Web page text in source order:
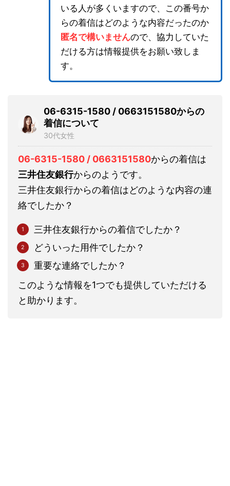
いる人が多くいますので、この番号か
らの着信はどのような内容だったのか
匿名で構いませんので、協力していた
だける方は情報提供をお願い致しま
す。
06-6315-1580 / 0663151580からの
着信について
30代女性
06-6315-1580 / 0663151580からの着信は
三井住友銀行からのようです。
三井住友銀行からの着信はどのような内容の連
絡でしたか？
三井住友銀行からの着信でしたか？
どういった用件でしたか？
重要な連絡でしたか？
このような情報を1つでも提供していただける
と助かります。